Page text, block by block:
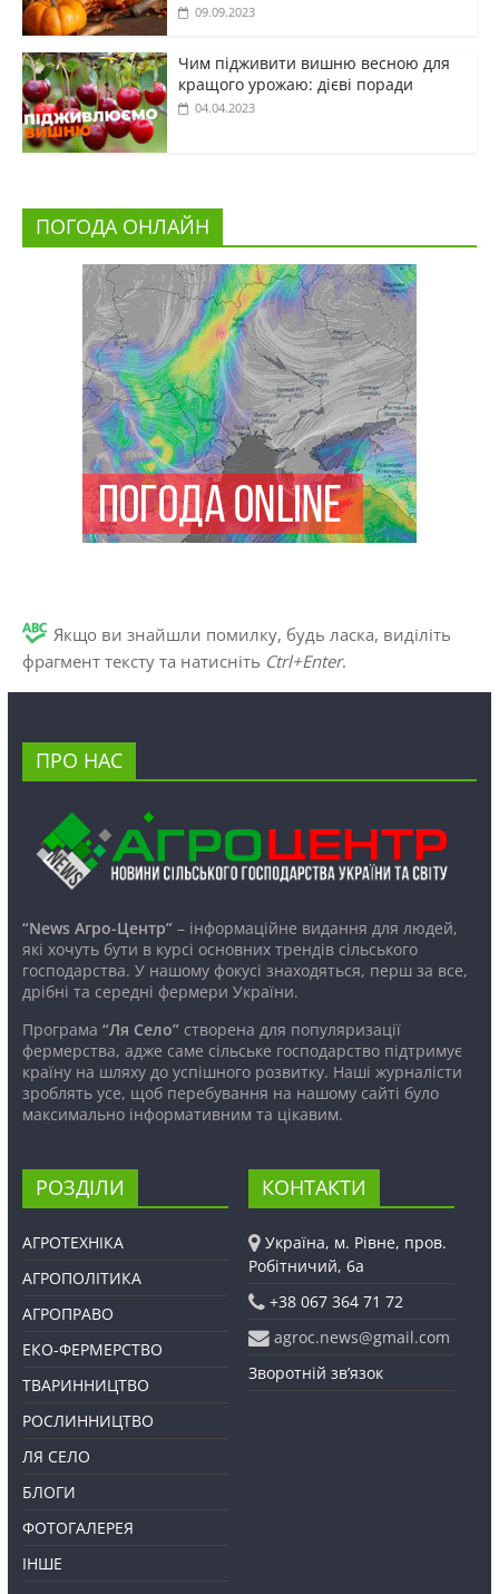
09.09.2023
Чим підживити вишню весною для
кращого урожаю: дієві поради
04.04.2023
ПОГОДА ОНЛАЙН
Якщо ви знайшли помилку, будь ласка, виділіть
фрагмент тексту та натисніть Ctrl+Enter.
ПРО НАС
“News Агро-Центр”– інформаційне видання для людей,
які хочуть бути в курсі основних трендів сільського
господарства. У нашому фокусі знаходяться, перш за все,
дрібні та середні фермери України.
Програма “Ля Село”створена для популяризації
фермерства, адже саме сільське господарство підтримує
країну на шляху до успішного розвитку. Наші журналісти
зроблять усе, щоб перебування на нашому сайті було
максимально інформативним та цікавим.
РОЗДІЛИ
АГРОТЕХНІКА
АГРОПОЛІТИКА
АГРОПРАВО
ЕКО-ФЕРМЕРСТВО
ТВАРИННИЦТВО
РОСЛИННИЦТВО
ЛЯ СЕЛО
БЛОГИ
ФОТОГАЛЕРЕЯ
ІНШЕ
КОНТАКТИ
Україна, м. Рівне, пров.
Робітничий, 6а
+38 067 364 71 72
agroc.news@gmail.com
Зворотній зв’язок